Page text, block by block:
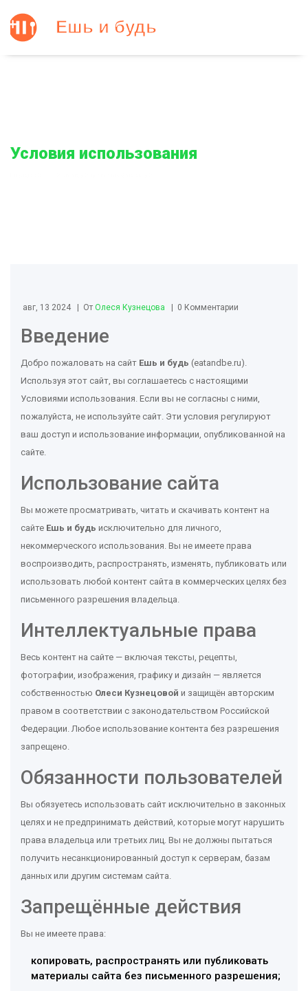
Условия использования
авг, 13 2024 От Олеся Кузнецова 0 Комментарии
Введение
Добро пожаловать на сайт Ешь и будь (eatandbe.ru).
Используя этот сайт, вы соглашаетесь с настоящими
Условиями использования. Если вы не согласны с ними,
пожалуйста, не используйте сайт. Эти условия регулируют
ваш доступ и использование информации, опубликованной на
сайте.
Использование сайта
Вы можете просматривать, читать и скачивать контент на
сайте Ешь и будь исключительно для личного,
некоммерческого использования. Вы не имеете права
воспроизводить, распространять, изменять, публиковать или
использовать любой контент сайта в коммерческих целях без
письменного разрешения владельца.
Интеллектуальные права
Весь контент на сайте — включая тексты, рецепты,
фотографии, изображения, графику и дизайн — является
собственностью Олеси Кузнецовой и защищён авторским
правом в соответствии с законодательством Российской
Федерации. Любое использование контента без разрешения
запрещено.
Обязанности пользователей
Вы обязуетесь использовать сайт исключительно в законных
целях и не предпринимать действий, которые могут нарушить
права владельца или третьих лиц. Вы не должны пытаться
получить несанкционированный доступ к серверам, базам
данных или другим системам сайта.
Запрещённые действия
Вы не имеете права:
копировать, распространять или публиковать
материалы сайта без письменного разрешения;